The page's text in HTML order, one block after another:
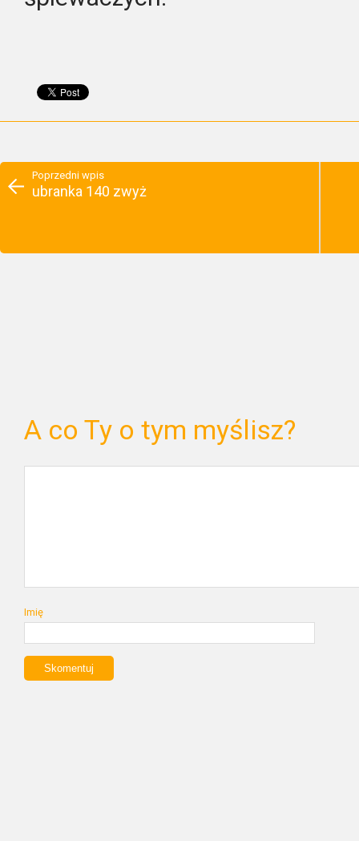
Poprzedni wpis
ubranka 140 zwyż
A co Ty o tym myślisz?
Imię